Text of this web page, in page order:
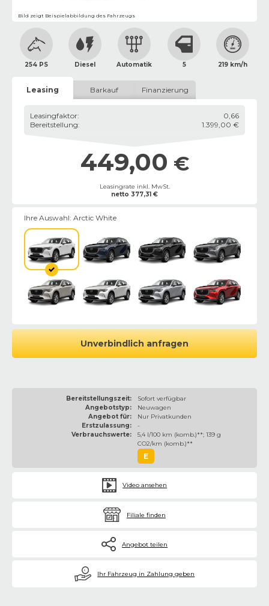
Bild zeigt Beispielabbildung des Fahrzeugs
254 PS Diesel Automatik 5 219 km/h
Leasing Barkauf Finanzierung
Leasingfaktor:
0,66
Bereitstellung: 1.399,00 €
449,00 €
Leasingrate inkl. MwSt.
netto 377,31 €
Ihre Auswahl: Arctic White
Unverbindlich anfragen
Bereitstellungszeit:
Sofort verfügbar
Angebotstyp:
Neuwagen
Angebot für:
Nur Privatkunden
Erstzulassung:
-
Verbrauchswerte:
5,4 l/100 km (komb.)**; 139 g
CO2/km (komb.)**
E
Video ansehen
Filiale finden
Angebot teilen
€ Ihr Fahrzeug in Zahlung geben